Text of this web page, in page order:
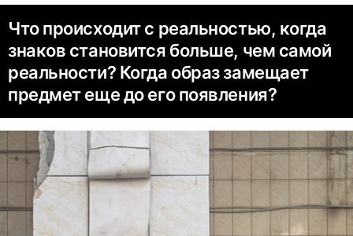
Что происходит с реальностью, когда
знаков становится больше, чем самой
реальности? Когда образ замещает
предмет еще до его появления?